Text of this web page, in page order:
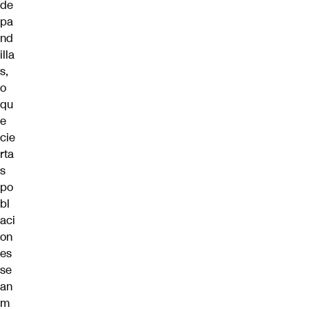
de
pa
nd
illa
s,
o
qu
e
cie
rta
s
po
bl
aci
on
es
se
an
m